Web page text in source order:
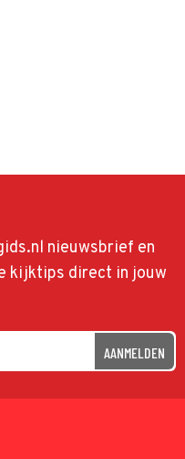
nieuwsbrief en
kijktips direct in jouw
AANMELDEN